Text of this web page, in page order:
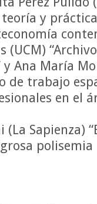
y
(UCM)
Ana María
de trabajo
en el
(La Sapienza)